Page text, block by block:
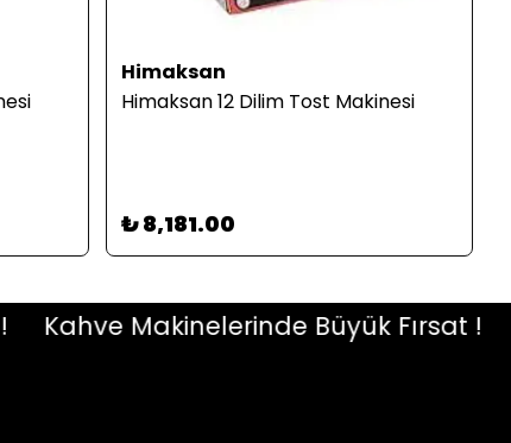
Himaksan
Himaksan 12 Dilim Tost Makinesi
₺ 8,181.00
Kahve Makinelerinde Büyük Fırsat !